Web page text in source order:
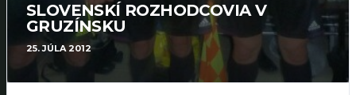
SLOVENSKÍ ROZHODCOVIA V
GRUZÍNSKU
25. JÚLA 2012